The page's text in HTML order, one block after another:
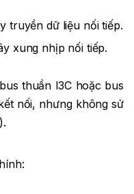
truyền dữ liệu nối tiếp.
xung nhịp nối tiếp.
thuần I3C hoặc bus
nối, nhưng không sử